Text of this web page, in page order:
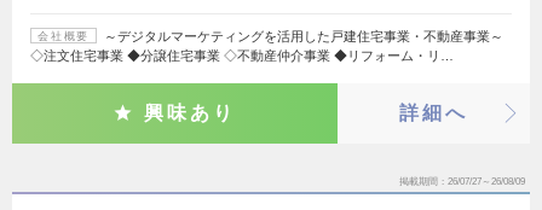
会社概要
～デジタルマーケティングを活用した戸建住宅事業・不動産事業～
◇注文住宅事業 ◆分譲住宅事業 ◇不動産仲介事業 ◆リフォーム・リ…
興味あり 詳細へ
掲載期間 26/07/27～26/08/09